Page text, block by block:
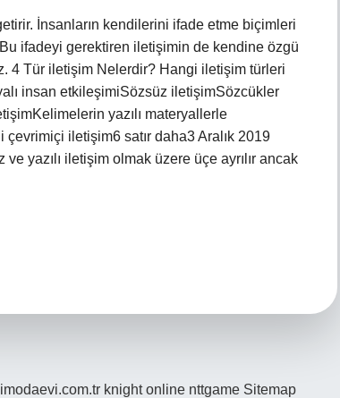
İnsanların kendilerini ifade etme biçimleri
ifadeyi gerektiren iletişimin de kendine özgü
4 Tür iletişim Nelerdir? Hangi iletişim türleri
insan etkileşimiSözsüz iletişimSözcükler
yazılı materyallerle
iletişim6 satır daha3 Aralık 2019
yazılı iletişim olmak üzere üçe ayrılır ancak
knight online nttgame Sitemap